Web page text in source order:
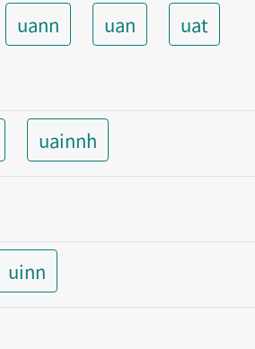
uann uan
uat
uainnh
uinn